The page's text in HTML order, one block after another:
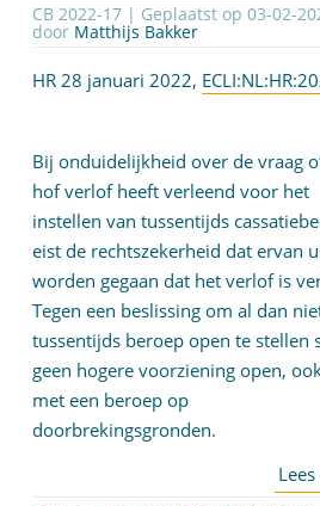
CB 2022-17 | Geplaatst op 03-02-
door Matthijs Bakker
HR 28 januari 2022,
Bij onduidelijkheid over de vraag
hof verlof heeft verleend voor het
instellen van tussentijds
eist de rechtszekerheid dat ervan
worden gegaan dat het verlof is
Tegen een beslissing om al dan
tussentijds beroep open te stellen
geen hogere voorziening open,
met een beroep op
doorbrekingsgronden.